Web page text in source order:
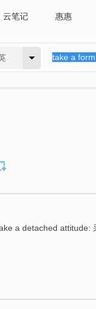
云笔记 惠惠
a detached attitude: